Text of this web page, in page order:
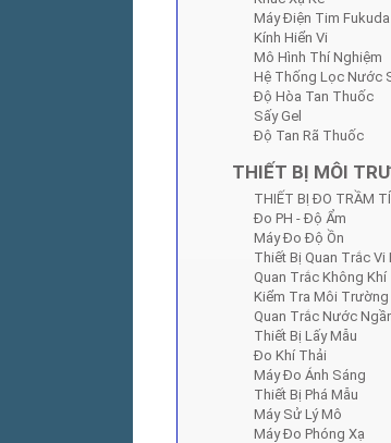
Máy Điện Tim Fukuda
Kính Hiển Vi
Mô Hình Thí Nghiệm
Hệ Thống Lọc Nước
Độ Hòa Tan Thuốc
Sấy Gel
Độ Tan Rã Thuốc
THIẾT BỊ MÔI
THIẾT BỊ ĐO TRẦM
Đo PH - Độ Ẩm
Máy Đo Độ Ồn
Thiết Bị Quan Trắc Vi
Quan Trắc Không Khí
Kiểm Tra Môi
Quan Trắc Nước
Thiết Bị Lấy Mẫu
Đo Khí Thải
Máy Đo Ánh Sáng
Thiết Bị Phá Mẫu
Máy Sử Lý Mô
Máy Đo Phóng Xạ